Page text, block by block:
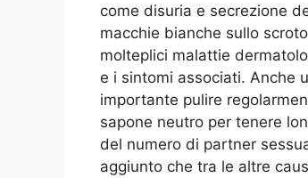
come disuria e secrezione
macchie bianche sullo
molteplici malattie
e i sintomi associati. Anche
importante pulire
sapone neutro per tenere
del numero di partner
aggiunto che tra le altre